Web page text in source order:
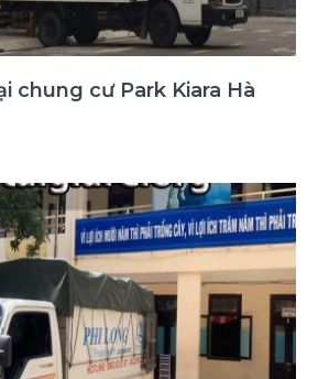
chung cư Park Kiara Hà